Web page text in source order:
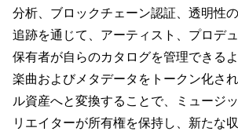
分析、ブロックチェーン認証、透明性
追跡を通じて、アーティスト、プロデ
保有者が自らのカタログを管理できる
楽曲およびメタデータをトークン化さ
ル資産へと変換することで、ミュージ
リエイターが所有権を保持し、新たな